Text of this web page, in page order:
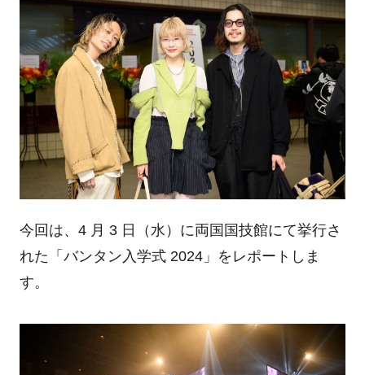
今回は、4 月 3 日（水）に両国国技館にて挙行さ
れた「バンタン入学式 2024」をレポートしま
す。